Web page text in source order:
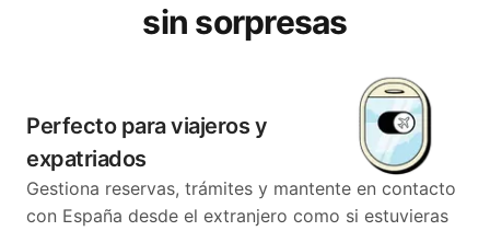
sin sorpresas
Perfecto para viajeros y
expatriados
Gestiona reservas, trámites y mantente en contacto
con España desde el extranjero como si estuvieras